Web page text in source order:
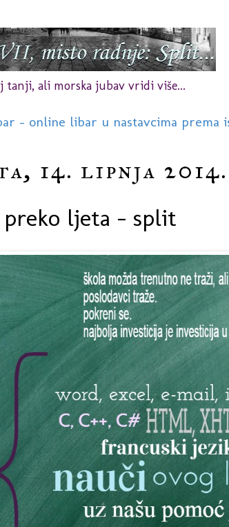
tanji, ali morska jubav vridi više...
- online libar u nastavcima prema
14. lipnja 2014.
preko ljeta - split